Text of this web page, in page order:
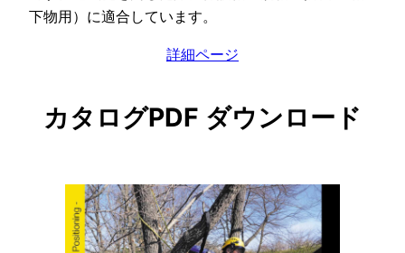
下物用）に適合しています。
詳細ページ
カタログPDF ダウンロード